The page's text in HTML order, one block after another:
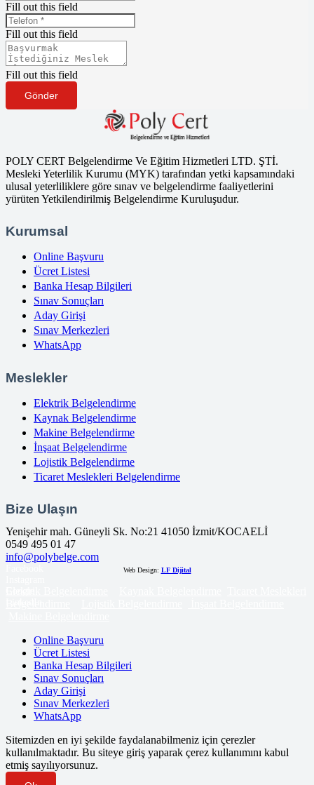
Fill out this field
Fill out this field
Fill out this field
Gönder
POLY CERT Belgelendirme Ve Eğitim Hizmetleri LTD. ŞTİ.
Mesleki Yeterlilik Kurumu (MYK) tarafından yetki kapsamındaki
ulusal yeterliliklere göre sınav ve belgelendirme faaliyetlerini
yürüten Yetkilendirilmiş Belgelendirme Kuruluşudur.
Kurumsal
Online Başvuru
Ücret Listesi
Banka Hesap Bilgileri
Sınav Sonuçları
Aday Girişi
Sınav Merkezleri
WhatsApp
Meslekler
Elektrik Belgelendirme
Kaynak Belgelendirme
Makine Belgelendirme
İnşaat Belgelendirme
Lojistik Belgelendirme
Ticaret Meslekleri Belgelendirme
Bize Ulaşın
Yenişehir mah. Güneyli Sk. No:21 41050 İzmit/KOCAELİ
0549 495 01 47
info@polybelge.com
Web Design: LF Dijital
Online Başvuru
Ücret Listesi
Banka Hesap Bilgileri
Sınav Sonuçları
Aday Girişi
Sınav Merkezleri
WhatsApp
Sitemizden en iyi şekilde faydalanabilmeniz için çerezler
kullanılmaktadır. Bu siteye giriş yaparak çerez kullanımını kabul
etmiş sayılıyorsunuz.